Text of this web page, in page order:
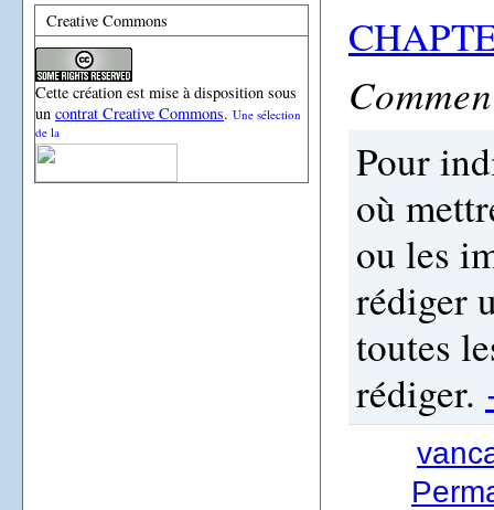
Creative Commons
Cette création est mise à disposition sous
un contrat Creative Commons. Une sélection
de la
Pour
où
ou les
rédiger
toutes
rédiger.